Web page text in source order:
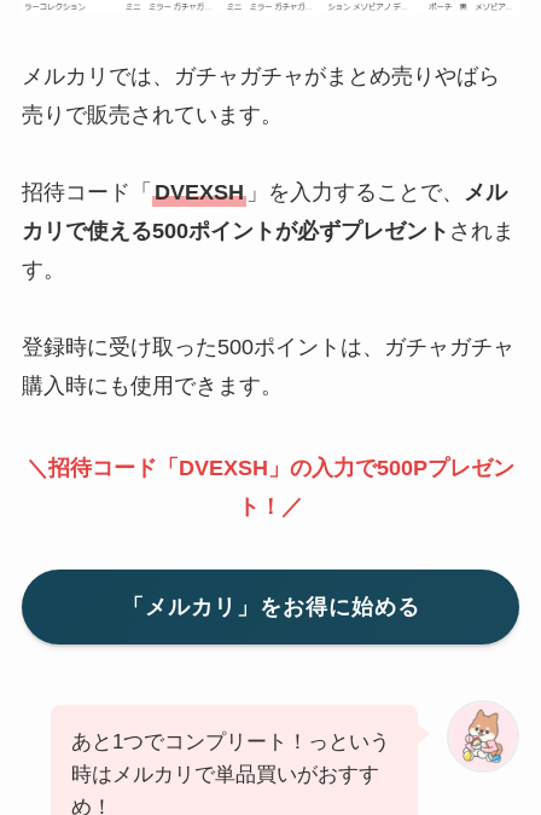
メルカリでは、ガチャガチャがまとめ売りやばら
売りで販売されています。
招待コード「 DVEXSH」を入力することで、 メル
カリで使える500ポイントが必ずプレゼント されま
す。
登録時に受け取った500ポイントは、ガチャガチャ
購入時にも使用できます。
＼招待コード「DVEXSH」の入力で500Pプレゼン
ト！／
「メルカリ」をお得に始める
あと1つでコンプリート！っという
時はメルカリで単品買いがおすす
め！